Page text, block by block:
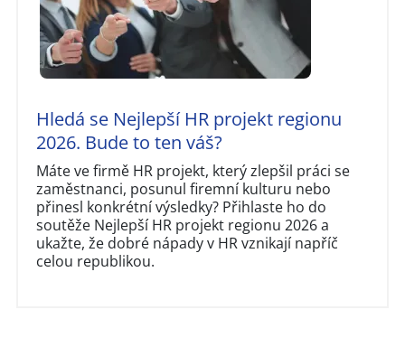
Hledá se Nejlepší HR projekt regionu
2026. Bude to ten váš?
Máte ve firmě HR projekt, který zlepšil práci se
zaměstnanci, posunul firemní kulturu nebo
přinesl konkrétní výsledky? Přihlaste ho do
soutěže Nejlepší HR projekt regionu 2026 a
ukažte, že dobré nápady v HR vznikají napříč
celou republikou.